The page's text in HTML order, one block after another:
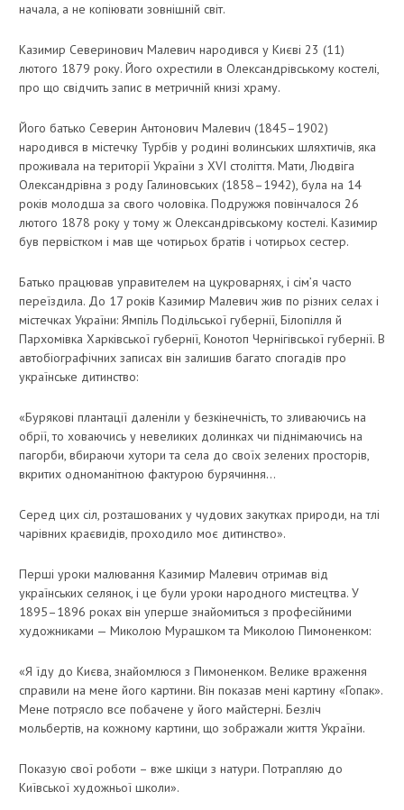
начала, а не копіювати зовнішній світ.
Казимир Северинович Малевич народився у Києві 23 (11)
лютого 1879 року. Його охрестили в Олександрівському костелі,
про що свідчить запис в метричній книзі храму.
Його батько Северин Антонович Малевич (1845–1902)
народився в містечку Турбів у родині волинських шляхтичів, яка
проживала на території України з XVI століття. Мати, Людвіга
Олександрівна з роду Галиновських (1858–1942), була на 14
років молодша за свого чоловіка. Подружжя повінчалося 26
лютого 1878 року у тому ж Олександрівському костелі. Казимир
був первістком і мав ще чотирьох братів і чотирьох сестер.
Батько працював управителем на цукроварнях, і сім’я часто
переїздила. До 17 років Казимир Малевич жив по різних селах і
містечках України: Ямпіль Подільської губернії, Білопілля й
Пархомівка Харківської губернії, Конотоп Чернігівської губернії. В
автобіографічних записах він залишив багато спогадів про
українське дитинство:
«Бурякові плантації даленіли у безкінечність, то зливаючись на
обрії, то ховаючись у невеликих долинках чи піднімаючись на
пагорби, вбираючи хутори та села до своїх зелених просторів,
вкритих одноманітною фактурою бурячиння…
Серед цих сіл, розташованих у чудових закутках природи, на тлі
чарівних краєвидів, проходило моє дитинство».
Перші уроки малювання Казимир Малевич отримав від
українських селянок, і це були уроки народного мистецтва. У
1895–1896 роках він уперше знайомиться з професійними
художниками — Миколою Мурашком та Миколою Пимоненком:
«Я їду до Києва, знайомлюся з Пимоненком. Велике враження
справили на мене його картини. Він показав мені картину «Гопак».
Мене потрясло все побачене у його майстерні. Безліч
мольбертів, на кожному картини, що зображали життя України.
Показую свої роботи – вже шкіци з натури. Потрапляю до
Київської художньої школи».